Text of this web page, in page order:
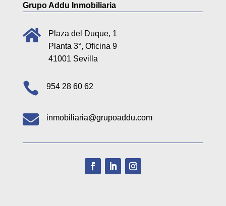
Grupo Addu Inmobiliaria

Plaza del Duque, 1
Planta 3°, Oficina 9
41001 Sevilla
 954 28 60 62
 inmobiliaria@grupoaddu.com